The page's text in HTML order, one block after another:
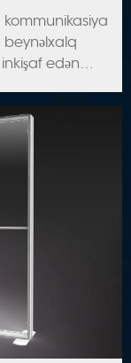
beynəlxalq
edən